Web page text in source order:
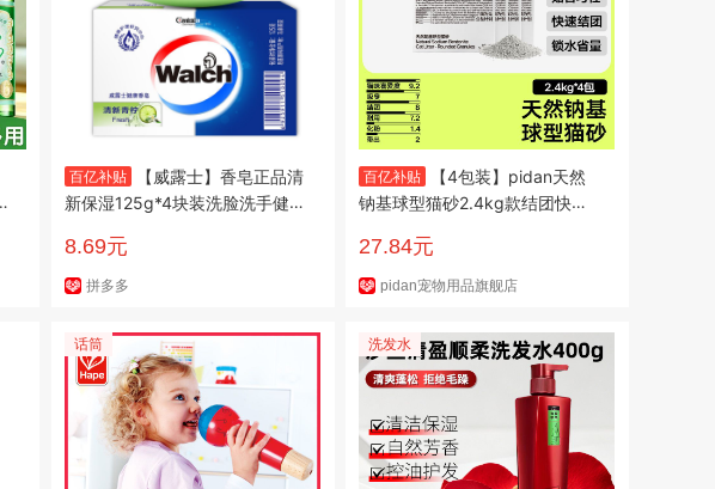
百亿补贴
【威露士】香皂正品清
新保湿125g*4块装洗脸洗手健
8.69元
拼多多
百亿补贴
【4包装】pidan天然
钠基球型猫砂2.4kg款结团快化
27.84元
pidan宠物用品旗舰店
话筒 洗发水